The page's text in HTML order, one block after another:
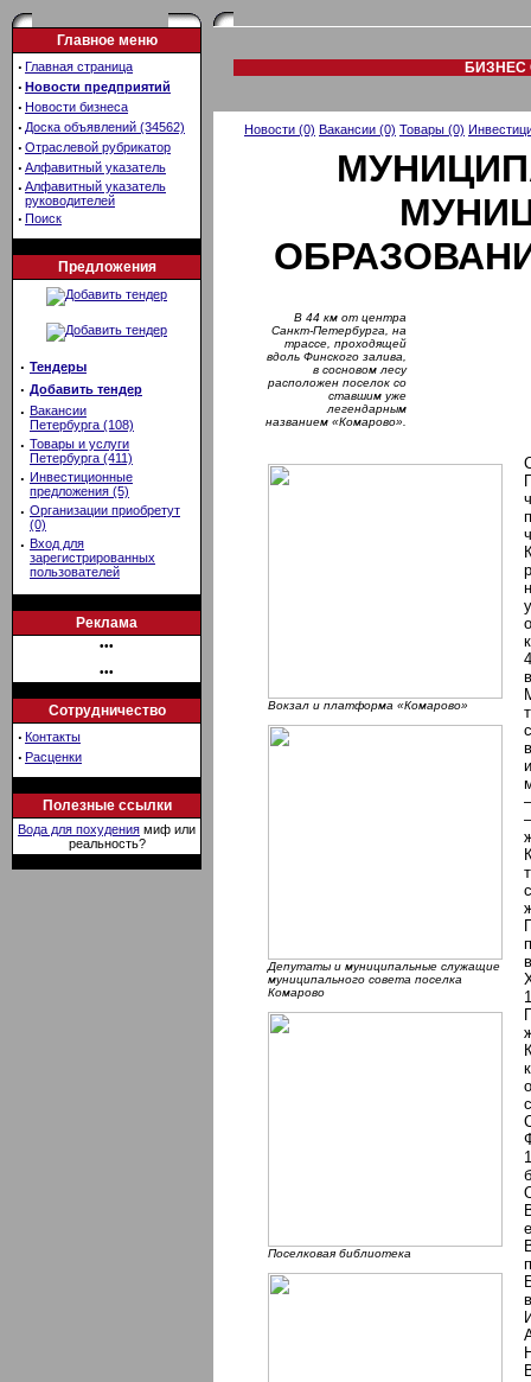
Главное меню
· Главная страница
· Новости предприятий
· Новости бизнеса
· Доска объявлений (34562)
· Отраслевой рубрикатор
· Алфавитный указатель
· Алфавитный указатель
руководителей
· Поиск
Предложения
· Тендеры
· Добавить тендер
· Вакансии
Петербурга (108)
· Товары и услуги
Петербурга (411)
· Инвестиционные
предложения (5)
· Организации приобретут
(0)
· Вход для
зарегистрированных
пользователей
Реклама
•••
•••
Сотрудничество
· Контакты
· Расценки
Полезные ссылки
Вода для похудения миф или
реальность?
БИЗНЕС
Новости (0) Вакансии (0) Товары (0)
В 44 км от центра
Санкт-Петербурга, на
трассе, проходящей
вдоль Финского залива,
в сосновом лесу
расположен поселок со
ставшим уже
легендарным
названием «Комарово».
Вокзал и платформа «Комарово»
Депутаты и муниципальные служащие
муниципального совета поселка
Комарово
Поселковая библиотека